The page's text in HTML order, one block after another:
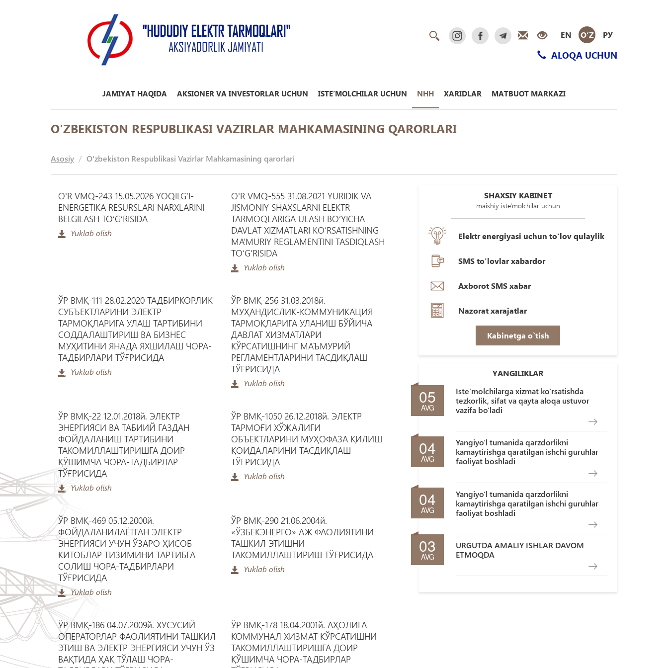
"HUDUDIY ELEKTR TARMOQLARI"
AKSIYADORLIK JAMIYATI
EN O‘Z РУ
ALOQA UCHUN
JAMIYAT HAQIDA AKSIONER VA INVESTORLAR UCHUN ISTE’MOLCHILAR UCHUN NHH XARIDLAR MATBUOT MARKAZI
O'ZBEKISTON RESPUBLIKASI VAZIRLAR MAHKAMASINING QARORLARI
Asosiy O'zbekiston Respublikasi Vazirlar Mahkamasining qarorlari
O'R VMQ-243 15.05.2026 YOQILGʻI-
ENERGETIKA RESURSLARI NARXLARINI
BELGILASH TOʻGʻRISIDA
Yuklab olish
O'R VMQ-555 31.08.2021 YURIDIK VA
JISMONIY SHAXSLARNI ELEKTR
TARMOQLARIGA ULASH BО‘YICHA
DAVLAT XIZMATLARI KО‘RSATISHNING
MA’MURIY REGLAMENTINI TASDIQLASH
TО‘G‘RISIDA
Yuklab olish
ЎР ВМҚ-111 28.02.2020 ТАДБИРКОРЛИК
СУБЪЕКТЛАРИНИ ЭЛЕКТР
ТАРМОҚЛАРИГА УЛАШ ТАРТИБИНИ
СОДДАЛАШТИРИШ ВА БИЗНЕС
МУҲИТИНИ ЯНАДА ЯХШИЛАШ ЧОРА-
ТАДБИРЛАРИ ТЎҒРИСИДА
Yuklab olish
ЎР ВМҚ-256 31.03.2018й.
МУҲАНДИСЛИК-КОММУНИКАЦИЯ
ТАРМОҚЛАРИГА УЛАНИШ БЎЙИЧА
ДАВЛАТ ХИЗМАТЛАРИ
КЎРСАТИШНИНГ МАЪМУРИЙ
РЕГЛАМЕНТЛАРИНИ ТАСДИҚЛАШ
ТЎҒРИСИДА
Yuklab olish
ЎР ВМҚ-22 12.01.2018й. ЭЛЕКТР
ЭНЕРГИЯСИ ВА ТАБИИЙ ГАЗДАН
ФОЙДАЛАНИШ ТАРТИБИНИ
ТАКОМИЛЛАШТИРИШГА ДОИР
ҚЎШИМЧА ЧОРА-ТАДБИРЛАР
ТЎҒРИСИДА
Yuklab olish
ЎР ВМҚ-1050 26.12.2018й. ЭЛЕКТР
ТАРМОҒИ ХЎЖАЛИГИ
ОБЪЕКТЛАРИНИ МУҲОФАЗА ҚИЛИШ
ҚОИДАЛАРИНИ ТАСДИҚЛАШ
ТЎҒРИСИДА
Yuklab olish
ЎР ВМҚ-469 05.12.2000й.
ФОЙДАЛАНИЛАЁТГАН ЭЛЕКТР
ЭНЕРГИЯСИ УЧУН ЎЗАРО ҲИСОБ-
КИТОБЛАР ТИЗИМИНИ ТАРТИБГА
СОЛИШ ЧОРА-ТАДБИРЛАРИ
ТЎҒРИСИДА
Yuklab olish
ЎР ВМҚ-290 21.06.2004й.
«ЎЗБЕКЭНЕРГО» АЖ ФАОЛИЯТИНИ
ТАШКИЛ ЭТИШНИ
ТАКОМИЛЛАШТИРИШ ТЎҒРИСИДА
Yuklab olish
ЎР ВМҚ-186 04.07.2009й. ХУСУСИЙ
ОПЕРАТОРЛАР ФАОЛИЯТИНИ ТАШКИЛ
ЭТИШ ВА ЭЛЕКТР ЭНЕРГИЯСИ УЧУН ЎЗ
ВАҚТИДА ҲАҚ ТЎЛАШ ЧОРА-
ЎР ВМҚ-178 18.04.2001й. АҲОЛИГА
КОММУНАЛ ХИЗМАТ КЎРСАТИШНИ
ТАКОМИЛЛАШТИРИШГА ДОИР
ҚЎШИМЧА ЧОРА-ТАДБИРЛАР
SHAXSIY KABINET
maishiy iste'molchilar uchun
Elektr energiyasi uchun to'lov qulaylik
SMS to'lovlar xabardor
Axborot SMS xabar
Nazorat xarajatlar
Kabinetga o`tish
YANGILIKLAR
05
AVG
Iste’molchilarga xizmat ko‘rsatishda
tezkorlik, sifat va qayta aloqa ustuvor
vazifa bo‘ladi
04
AVG
Yangiyo‘l tumanida qarzdorlikni
kamaytirishga qaratilgan ishchi guruhlar
faoliyat boshladi
04
AVG
Yangiyo‘l tumanida qarzdorlikni
kamaytirishga qaratilgan ishchi guruhlar
faoliyat boshladi
03
AVG
URGUTDA AMALIY ISHLAR DAVOM
ETMOQDA